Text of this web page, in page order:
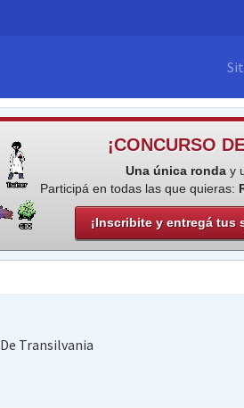
¡CONCURSO
Una única ronday
Participá en todas las que quieras:
¡Inscribite y entregá tus
De Transilvania